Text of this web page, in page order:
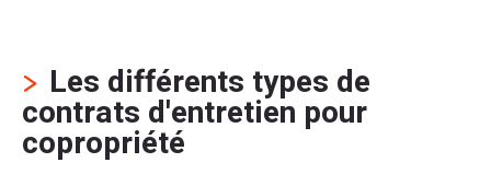
Les différents types de
contrats d'entretien pour
copropriété